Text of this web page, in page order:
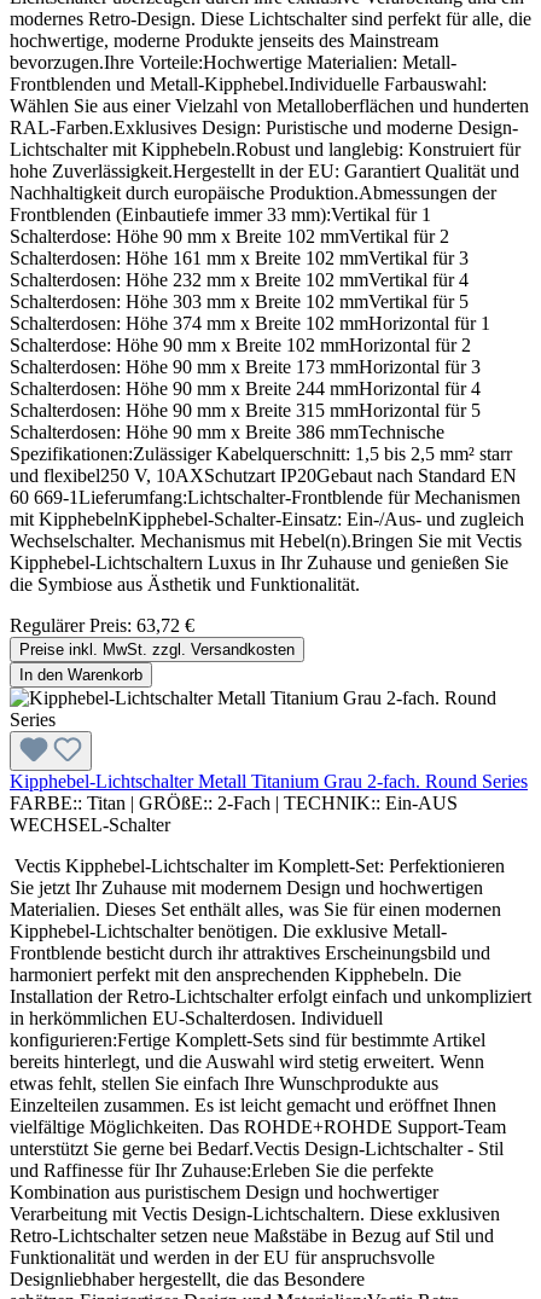
modernes Retro-Design. Diese Lichtschalter sind perfekt für alle, die
hochwertige, moderne Produkte jenseits des Mainstream
bevorzugen.Ihre Vorteile:Hochwertige Materialien: Metall-
Frontblenden und Metall-Kipphebel.Individuelle Farbauswahl:
Wählen Sie aus einer Vielzahl von Metalloberflächen und hunderten
RAL-Farben.Exklusives Design: Puristische und moderne Design-
Lichtschalter mit Kipphebeln.Robust und langlebig: Konstruiert für
hohe Zuverlässigkeit.Hergestellt in der EU: Garantiert Qualität und
Nachhaltigkeit durch europäische Produktion.Abmessungen der
Frontblenden (Einbautiefe immer 33 mm):Vertikal für 1
Schalterdose: Höhe 90 mm x Breite 102 mmVertikal für 2
Schalterdosen: Höhe 161 mm x Breite 102 mmVertikal für 3
Schalterdosen: Höhe 232 mm x Breite 102 mmVertikal für 4
Schalterdosen: Höhe 303 mm x Breite 102 mmVertikal für 5
Schalterdosen: Höhe 374 mm x Breite 102 mmHorizontal für 1
Schalterdose: Höhe 90 mm x Breite 102 mmHorizontal für 2
Schalterdosen: Höhe 90 mm x Breite 173 mmHorizontal für 3
Schalterdosen: Höhe 90 mm x Breite 244 mmHorizontal für 4
Schalterdosen: Höhe 90 mm x Breite 315 mmHorizontal für 5
Schalterdosen: Höhe 90 mm x Breite 386 mmTechnische
Spezifikationen:Zulässiger Kabelquerschnitt: 1,5 bis 2,5 mm² starr
und flexibel250 V, 10AXSchutzart IP20Gebaut nach Standard EN
60 669-1Lieferumfang:Lichtschalter-Frontblende für Mechanismen
mit KipphebelnKipphebel-Schalter-Einsatz: Ein-/Aus- und zugleich
Wechselschalter. Mechanismus mit Hebel(n).Bringen Sie mit Vectis
Kipphebel-Lichtschaltern Luxus in Ihr Zuhause und genießen Sie
die Symbiose aus Ästhetik und Funktionalität.
Regulärer Preis: 63,72 €
Preise inkl. MwSt. zzgl. Versandkosten
In den Warenkorb
Kipphebel-Lichtschalter Metall Titanium Grau 2-fach. Round Series
FARBE:: Titan | GRÖßE:: 2-Fach | TECHNIK:: Ein-AUS
WECHSEL-Schalter
Vectis Kipphebel-Lichtschalter im Komplett-Set: Perfektionieren
Sie jetzt Ihr Zuhause mit modernem Design und hochwertigen
Materialien. Dieses Set enthält alles, was Sie für einen modernen
Kipphebel-Lichtschalter benötigen. Die exklusive Metall-
Frontblende besticht durch ihr attraktives Erscheinungsbild und
harmoniert perfekt mit den ansprechenden Kipphebeln. Die
Installation der Retro-Lichtschalter erfolgt einfach und unkompliziert
in herkömmlichen EU-Schalterdosen. Individuell
konfigurieren:Fertige Komplett-Sets sind für bestimmte Artikel
bereits hinterlegt, und die Auswahl wird stetig erweitert. Wenn
etwas fehlt, stellen Sie einfach Ihre Wunschprodukte aus
Einzelteilen zusammen. Es ist leicht gemacht und eröffnet Ihnen
vielfältige Möglichkeiten. Das ROHDE+ROHDE Support-Team
unterstützt Sie gerne bei Bedarf.Vectis Design-Lichtschalter - Stil
und Raffinesse für Ihr Zuhause:Erleben Sie die perfekte
Kombination aus puristischem Design und hochwertiger
Verarbeitung mit Vectis Design-Lichtschaltern. Diese exklusiven
Retro-Lichtschalter setzen neue Maßstäbe in Bezug auf Stil und
Funktionalität und werden in der EU für anspruchsvolle
Designliebhaber hergestellt, die das Besondere